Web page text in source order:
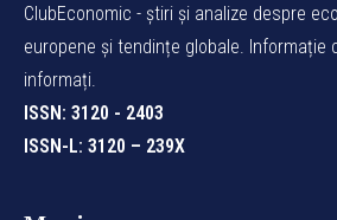
ClubEconomic - știri și analize despre
europene și tendințe globale. Informație
informați.
ISSN: 3120 - 2403
ISSN-L: 3120 – 239X